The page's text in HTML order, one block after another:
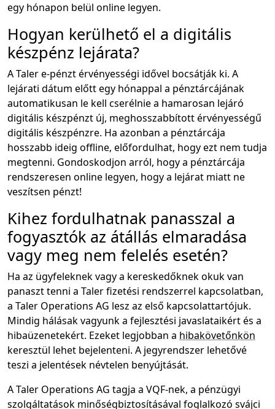
egy hónapon belül online legyen.
Hogyan kerülhető el a digitális
készpénz lejárata?
A Taler e-pénzt érvényességi idővel bocsátják ki. A
lejárati dátum előtt egy hónappal a pénztárcájának
automatikusan le kell cserélnie a hamarosan lejáró
digitális készpénzt új, meghosszabbított érvényességű
digitális készpénzre. Ha azonban a pénztárcája
hosszabb ideig offline, előfordulhat, hogy ezt nem tudja
megtenni. Gondoskodjon arról, hogy a pénztárcája
rendszeresen online legyen, hogy a lejárat miatt ne
veszítsen pénzt!
Kihez fordulhatnak panasszal a
fogyasztók az átállás elmaradása
vagy meg nem felelés esetén?
Ha az ügyfeleknek vagy a kereskedőknek okuk van
panaszt tenni a Taler fizetési rendszerrel kapcsolatban,
a Taler Operations AG lesz az első kapcsolattartójuk.
Mindig hálásak vagyunk a fejlesztési javaslataikért és a
hibaüzenetekért. Ezeket legjobban a hibakövetőnkön
keresztül lehet bejelenteni. A jegyrendszer lehetővé
teszi a jelentések névtelen benyújtását.
A Taler Operations AG tagja a VQF-nek, a pénzügyi
szolgáltatások minőségbiztosításával foglalkozó svájci